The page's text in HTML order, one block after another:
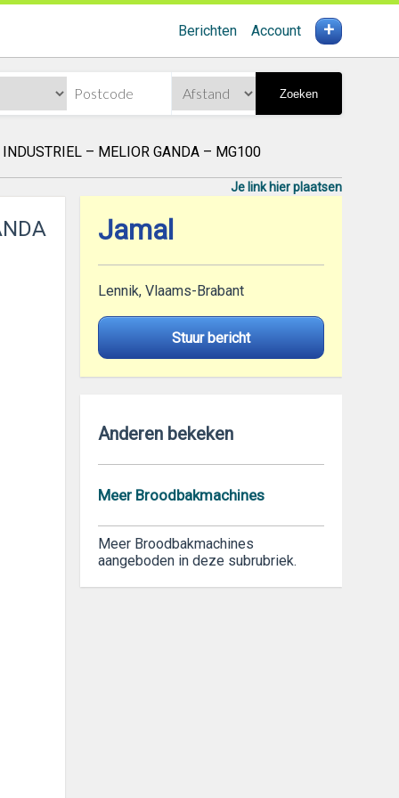
Berichten Account +
Zoeken
– MELIOR GANDA – MG100
Je link hier plaatsen
Jamal
Lennik, Vlaams-Brabant
Stuur bericht
Anderen bekeken
Meer Broodbakmachines
Meer Broodbakmachines
aangeboden in deze subrubriek.